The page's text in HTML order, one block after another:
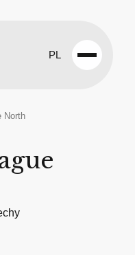
PL
Open
North